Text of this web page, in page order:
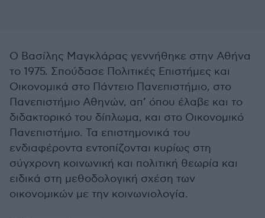
Ο Βασίλης Μαγκλάρας γεννήθηκε στην Αθήνα
το 1975. Σπούδασε Πολιτικές Επιστήμες και
Οικονομικά στο Πάντειο Πανεπιστήμιο, στο
Πανεπιστήμιο Αθηνών, απ’ όπου έλαβε και το
διδακτορικό του δίπλωμα, και στο Οικονομικό
Πανεπιστήμιο. Τα επιστημονικά του
ενδιαφέροντα εντοπίζονται κυρίως στη
σύγχρονη κοινωνική και πολιτική θεωρία και
ειδικά στη μεθοδολογική σχέση των
οικονομικών με την κοινωνιολογία.